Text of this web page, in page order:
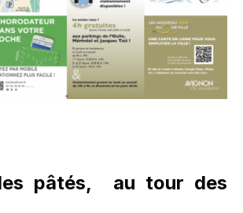
pâtés,
au tour des